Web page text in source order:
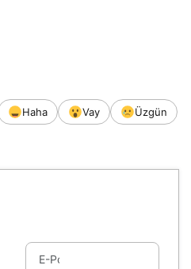
Haha Vay
Üzgün